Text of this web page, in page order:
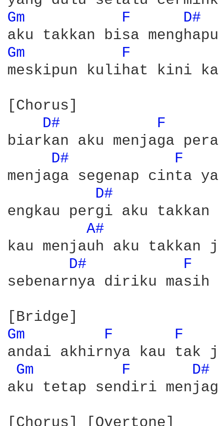
Gm F D#
Gm
F
meskipun kulihat kini
[Chorus]
D#
F
biarkan aku menjaga
D#
F
menjaga segenap cinta
D#
engkau pergi aku
A#
kau menjauh aku takkan
D#
F
sebenarnya diriku masih
Gm
F
F
andai akhirnya kau tak
Gm
F
D#
aku tetap sendiri
[Chorus] [Overtone]